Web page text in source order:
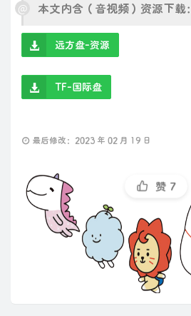
本文内含（音视频）资源下载：
远方盘-资源
TF-国际盘
最后修改：2023 年 02 月 19 日
赞 7